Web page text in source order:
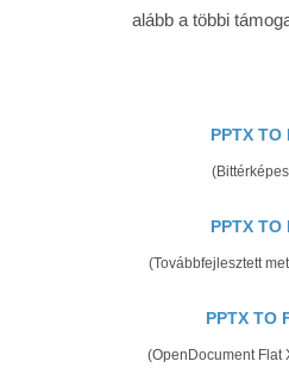
alább a többi
PPTX TO
PPTX TO
(Továbbfejlesztett
PPTX TO
(OpenDocument Flat